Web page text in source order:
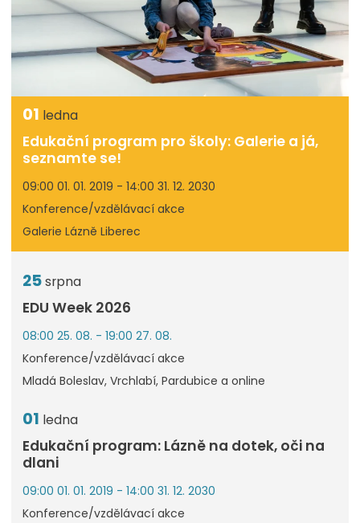
01 ledna
Edukační program pro školy: Galerie a já,
seznamte se!
09:00 01. 01. 2019 - 14:00 31. 12. 2030
Konference/vzdělávací akce
Galerie Lázně Liberec
25srpna
EDU Week 2026
08:00 25. 08. - 19:00 27. 08.
Konference/vzdělávací akce
Mladá Boleslav, Vrchlabí, Pardubice a online
01 ledna
Edukační program: Lázně na dotek, oči na
dlani
09:00 01. 01. 2019 - 14:00 31. 12. 2030
Konference/vzdělávací akce